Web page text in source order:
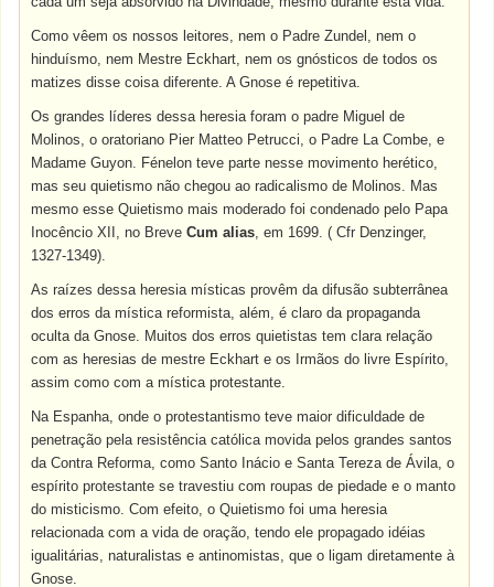
Como vêem os nossos leitores, nem o Padre Zundel, nem o
hinduísmo, nem Mestre Eckhart, nem os gnósticos de todos os
matizes disse coisa diferente. A Gnose é repetitiva.
Os grandes líderes dessa heresia foram o padre Miguel de
Molinos, o oratoriano Pier Matteo Petrucci, o Padre La Combe, e
Madame Guyon. Fénelon teve parte nesse movimento herético,
mas seu quietismo não chegou ao radicalismo de Molinos. Mas
mesmo esse Quietismo mais moderado foi condenado pelo Papa
Inocêncio XII, no BreveCum alias, em 1699. ( Cfr Denzinger,
1327-1349).
As raízes dessa heresia místicas provêm da difusão subterrânea
dos erros da mística reformista, além, é claro da propaganda
oculta da Gnose. Muitos dos erros quietistas tem clara relação
com as heresias de mestre Eckhart e os Irmãos do livre Espírito,
assim como com a mística protestante.
Na Espanha, onde o protestantismo teve maior dificuldade de
penetração pela resistência católica movida pelos grandes santos
da Contra Reforma, como Santo Inácio e Santa Tereza de Ávila, o
espírito protestante se travestiu com roupas de piedade e o manto
do misticismo. Com efeito, o Quietismo foi uma heresia
relacionada com a vida de oração, tendo ele propagado idéias
igualitárias, naturalistas e antinomistas, que o ligam diretamente à
Gnose.